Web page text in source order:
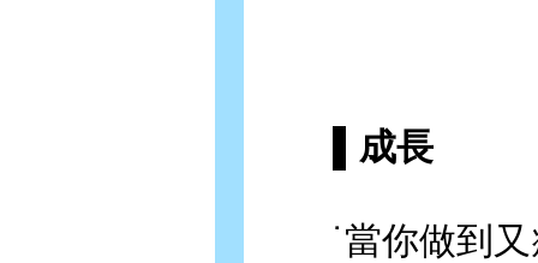
▌成長
˙當你做到又